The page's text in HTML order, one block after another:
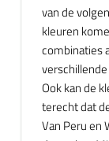
van de
kleuren
combinaties
Ook kan de
terecht dat
Van Peru en